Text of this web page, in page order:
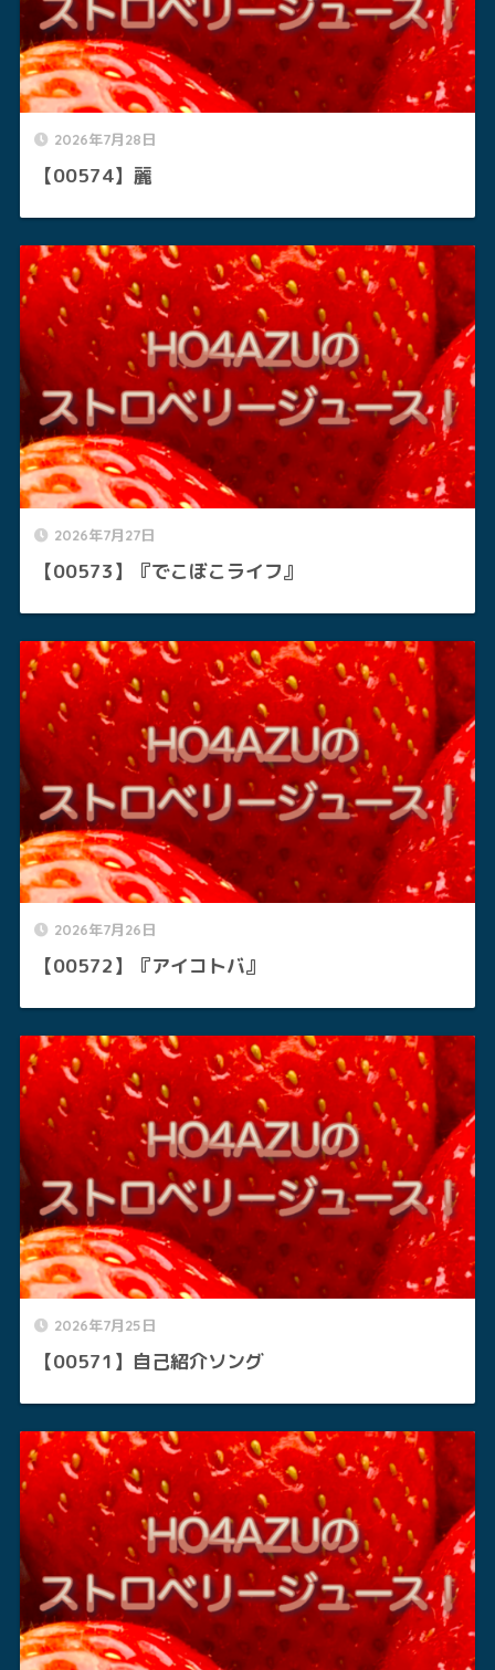
2026年7月28日
【00574】麗
2026年7月27日
【00573】『でこぼこライフ』
2026年7月26日
【00572】『アイコトバ』
2026年7月25日
【00571】自己紹介ソング